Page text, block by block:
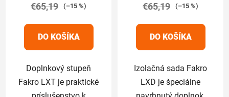
5,0
5
hviezdičiek.
€65,19 (–15 %)
DO KOŠÍKA
Doplnkový stupeň
Fakro LXT je praktické
5,0
5
hviezdičiek.
€65,19 (–15 %)
DO KOŠÍKA
Izolačná sada Fakro
LXD je špeciálne